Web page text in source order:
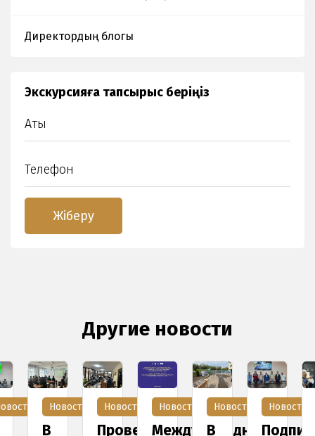
Директордың блогы
Экскурсияға тапсырыс беріңіз
Другие новости
Новости
Проведено
Новости
Международная
Новости
В
Новости
Подписан
Новости
В